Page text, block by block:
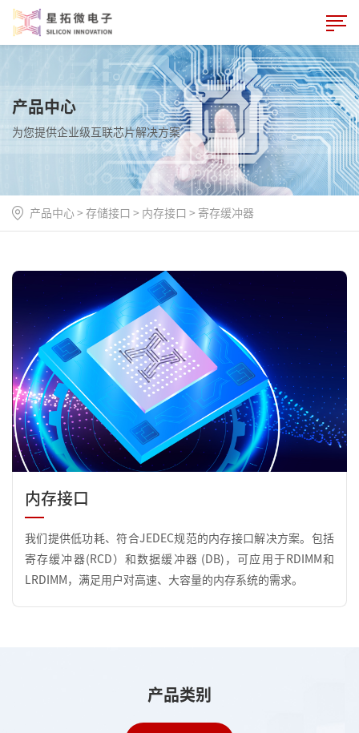
产品中心
为您提供企业级互联芯片解决方案
产品中心 > 存储接口 > 内存接口 > 寄存缓冲器
内存接口
我们提供低功耗、符合JEDEC规范的内存接口解决方案。包括
寄存缓冲器(RCD）和数据缓冲器 (DB)，可应用于RDIMM和
LRDIMM，满足用户对高速、大容量的内存系统的需求。
产品类别